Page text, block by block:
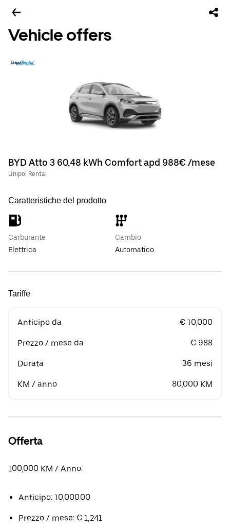
Vehicle offers
BYD Atto 3 60,48 kWh Comfort apd 988€ /mese
Unipol Rental
Caratteristiche del prodotto
Carburante
Elettrica
Cambio
Automatico
Tariffe
Anticipo da € 10,000
Prezzo / mese da € 988
Durata 36 mesi
KM / anno 80,000 KM
Offerta
100,000 KM / Anno:
Anticipo: 10,000.00
Prezzo / mese: € 1,241